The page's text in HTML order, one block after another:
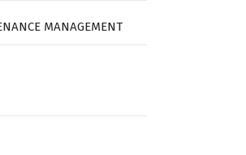
MANAGEMENT